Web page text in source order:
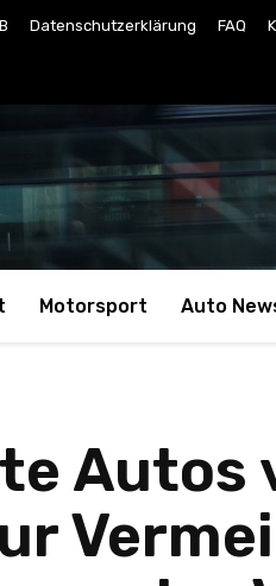
Datenschutzerklärung FAQ
Motorsport Auto
Autos